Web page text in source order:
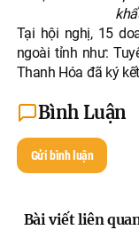
Tại hội nghị, 15
ngoài tỉnh như:
Thanh Hóa đã ký
Bình Luận
Gửi bình luận
Bài viết liên